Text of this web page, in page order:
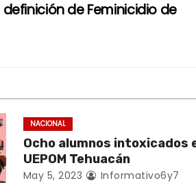
de Feminicidio de
NACIONAL
Ocho alumnos intoxicados
UEPOM Tehuacán
May 5, 2023 Informativo6y7